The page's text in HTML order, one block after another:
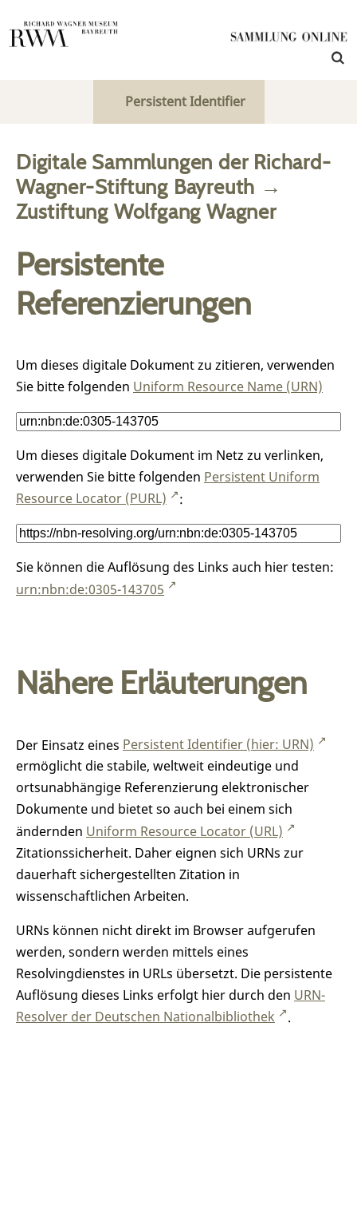
Persistent Identifier
Digitale Sammlungen der Richard-
Wagner-Stiftung Bayreuth →
Zustiftung Wolfgang Wagner
Persistente
Referenzierungen
Um dieses digitale Dokument zu zitieren, verwenden
Sie bitte folgenden Uniform Resource Name (URN)
Um dieses digitale Dokument im Netz zu verlinken,
verwenden Sie bitte folgenden Persistent Uniform
Resource Locator (PURL)
:
Sie können die Auflösung des Links auch hier testen:
urn:nbn:de:0305-143705
Nähere Erläuterungen
Der Einsatz eines Persistent Identifier (hier: URN)
ermöglicht die stabile, weltweit eindeutige und
ortsunabhängige Referenzierung elektronischer
Dokumente und bietet so auch bei einem sich
ändernden Uniform Resource Locator (URL)
Zitationssicherheit. Daher eignen sich URNs zur
dauerhaft sichergestellten Zitation in
wissenschaftlichen Arbeiten.
URNs können nicht direkt im Browser aufgerufen
werden, sondern werden mittels eines
Resolvingdienstes in URLs übersetzt. Die persistente
Auflösung dieses Links erfolgt hier durch den URN-
Resolver der Deutschen Nationalbibliothek
.